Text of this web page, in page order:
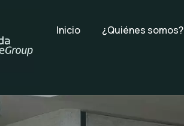
Inicio ¿Quiénes somos?